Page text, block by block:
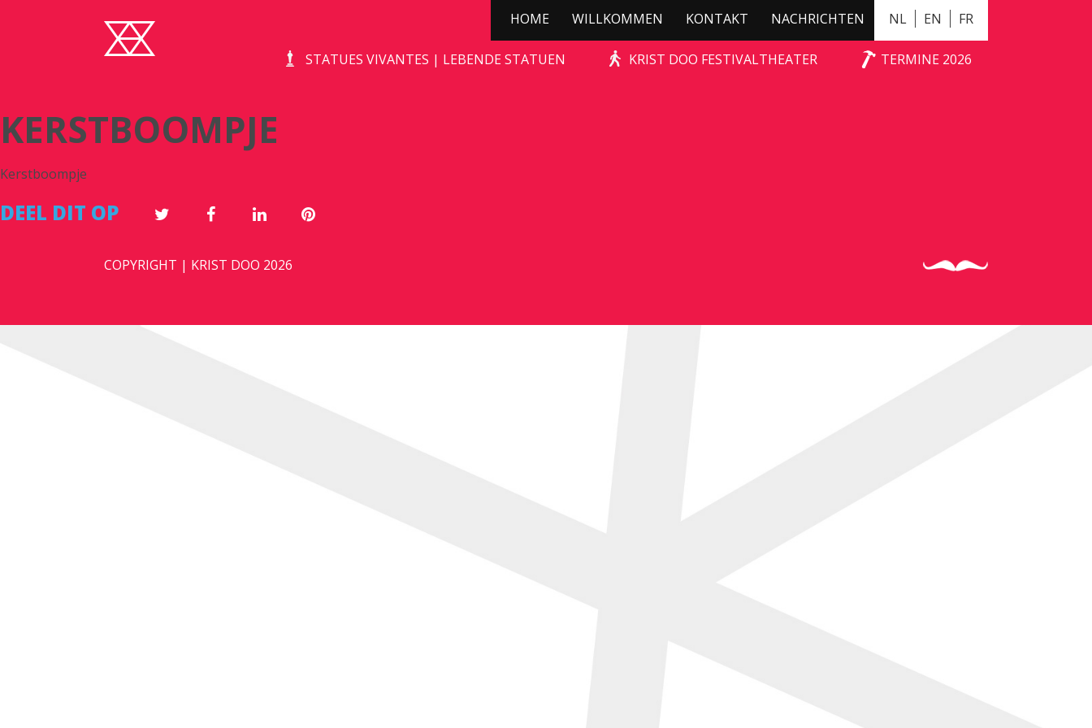
NL EN FR
HOME WILLKOMMEN KONTAKT NACHRICHTEN
STATUES VIVANTES | LEBENDE STATUEN KRIST DOO FESTIVALTHEATER TERMINE 2026
KERSTBOOMPJE
KERSTBOOMPJE
Kerstboompje
DEEL DIT OP
COPYRIGHT | KRIST DOO 2026